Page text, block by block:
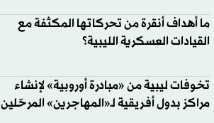
ما أهداف أنقرة من تحركاتها المكثفة مع
القيادات العسكرية الليبية؟
تخوفات ليبية من «مبادرة أوروبية» لإنشاء
مراكز بدول أفريقية لـ«المهاجرين» المرحّلين